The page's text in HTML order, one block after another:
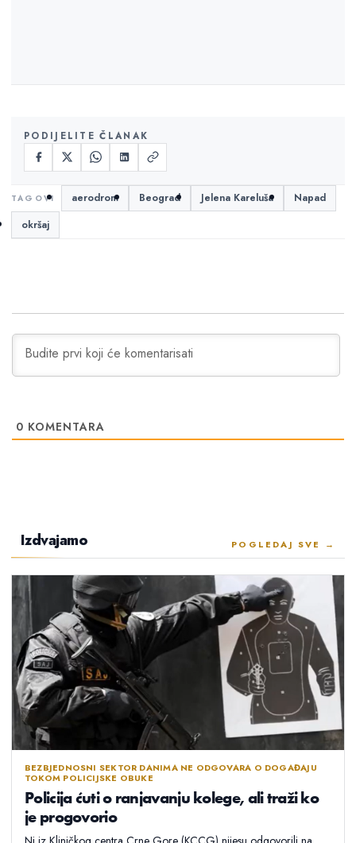
PODIJELITE ČLANAK
aerodrom Beograd Jelena Kareluša
Napad
okršaj
0 KOMENTARA
Izdvajamo POGLEDAJ SVE →
BEZBJEDNOSNI SEKTOR DANIMA NE ODGOVARA O DOGAĐAJU
TOKOM POLICIJSKE OBUKE
Policija ćuti o ranjavanju kolege, ali traži ko
je progovorio